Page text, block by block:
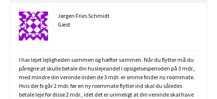
Jørgen Fries Schmidt
Gæst
I har lejet lejligheden sammen og hæfter sammen. Når du flytter må du
påregne at skulle betale din huslejeandel i opsigelsesperioden på 3 mdr.,
med mindre din veninde inden de 3 mdr. er omme finder ny roommate.
Hvis der fx går 2 mdr. før en ny roommate flytter ind skal du således
betale leje for disse 2 mdr., idet det er urimeligt at din veninde skal have